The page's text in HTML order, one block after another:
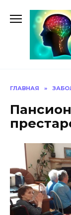
содержанию
ГЛАВНАЯ »